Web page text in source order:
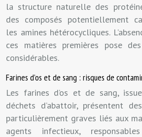
la structure naturelle des
des composés potentiellement
les amines hétérocycliques.
ces matières premières pose
considérables.
Farines d’os et de sang : risques de
Les farines d’os et de sang,
déchets d’abattoir, présentent
particulièrement graves liés aux
agents infectieux,